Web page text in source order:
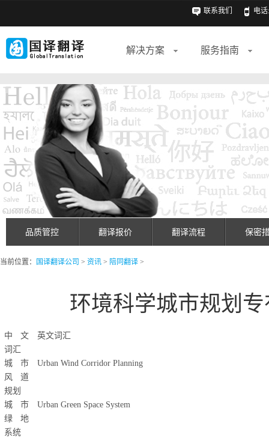
联系我们 电话
解决方案 服务指南
品质管控 翻译报价 翻译流程 保密
当前位置： 国译翻译公司 > 资讯 > 陪同翻译 >
环境科学城市规划
中文
词汇
英文词汇
城市
风道
规划
Urban Wind Corridor Planning
城市
绿地
系统
Urban Green Space System